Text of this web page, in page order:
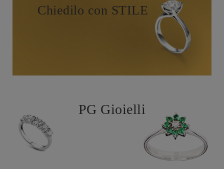
Chiedilo con STILE
PG Gioielli